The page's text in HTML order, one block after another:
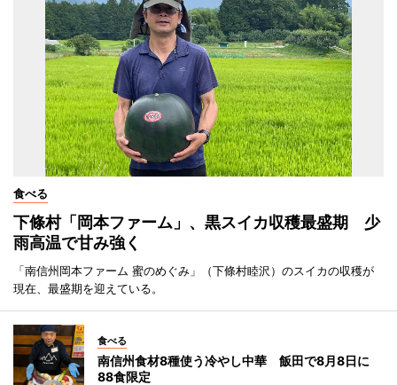
食べる
下條村「岡本ファーム」、黒スイカ収穫最盛期 少
雨高温で甘み強く
「南信州岡本ファーム 蜜のめぐみ」（下條村睦沢）のスイカの収穫が
現在、最盛期を迎えている。
食べる
南信州食材8種使う冷やし中華 飯田で8月8日に
88食限定